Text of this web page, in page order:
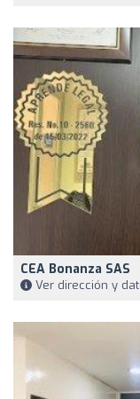
CEA Bonanza SAS
Ver dirección y